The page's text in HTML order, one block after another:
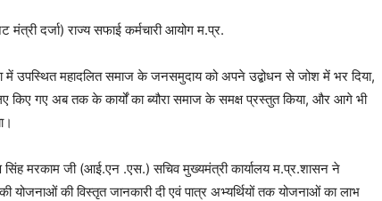
दर्जा) राज्य सफाई कर्मचारी आयोग म.प्र.
में उपस्थित महादलित समाज के जनसमुदाय को अपने उद्बोधन से जोश में भर दिया,
किए गए अब तक के कार्यों का ब्यौरा समाज के समक्ष प्रस्तुत किया, और आगे भी
सिंह मरकाम जी (आई.एन .एस.) सचिव मुख्यमंत्री कार्यालय म.प्र.शासन ने
योजनाओं की विस्तृत जानकारी दी एवं पात्र अभ्यर्थियों तक योजनाओं का लाभ